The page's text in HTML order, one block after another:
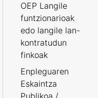
OEP Langile
funtzionarioak
edo langile lan-
kontratudun
finkoak
Enpleguaren
Eskaintza
Publikoa /